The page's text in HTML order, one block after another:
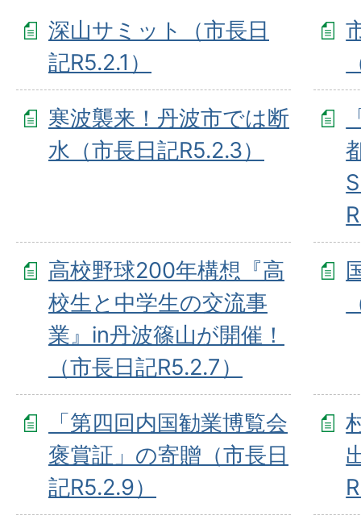
深山サミット（市長日
記R5.2.1）
寒波襲来！丹波市では断
水（市長日記R5.2.3）
高校野球200年構想『高
校生と中学生の交流事
業』in丹波篠山が開催！
（市長日記R5.2.7）
「第四回内国勧業博覧会
褒賞証」の寄贈（市長日
記R5.2.9）